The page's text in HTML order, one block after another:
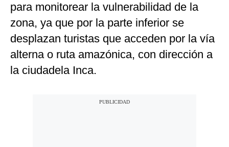
para monitorear la vulnerabilidad de la
zona, ya que por la parte inferior se
desplazan turistas que acceden por la vía
alterna o ruta amazónica, con dirección a
la ciudadela Inca.